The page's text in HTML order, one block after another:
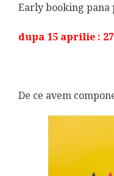
Early booking pana
dupa 15 aprilie :
De ce avem